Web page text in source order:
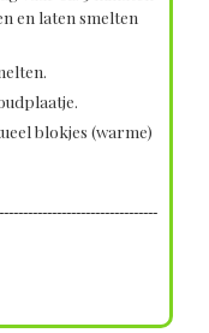
en laten smelten
blokjes (warme)